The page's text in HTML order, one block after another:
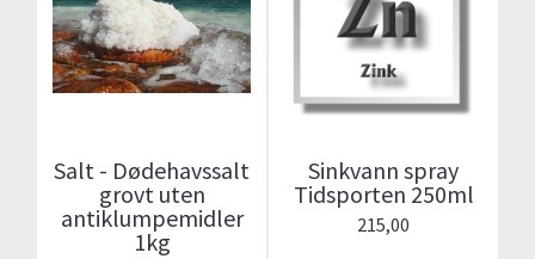
Salt - Dødehavssalt
grovt uten
antiklumpemidler
1kg
Sinkvann spray
Tidsporten 250ml
215,00